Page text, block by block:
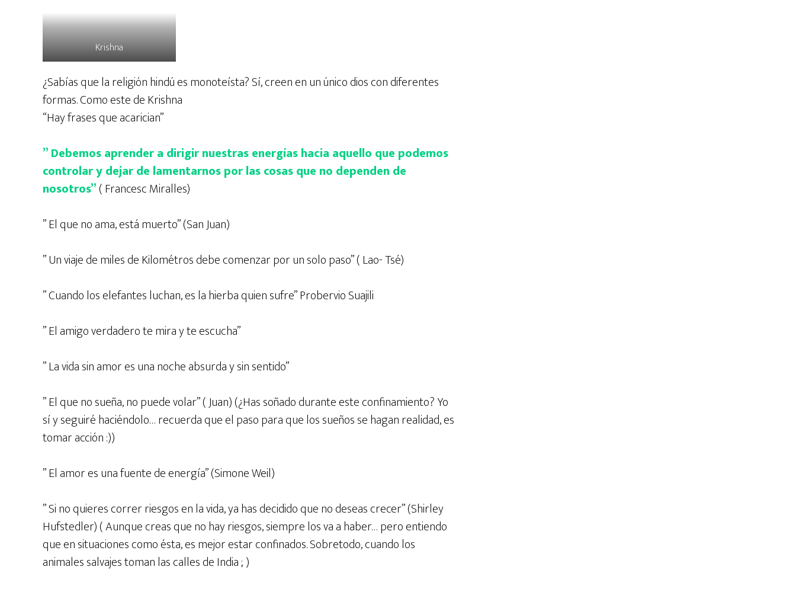
Krishna
¿Sabías que la religión hindú es monoteísta? Sí, creen en un único dios con diferentes
formas. Como este de Krishna
“Hay frases que acarician”
” Debemos aprender a dirigir nuestras energías hacia aquello que podemos
controlar y dejar de lamentarnos por las cosas que no dependen de
nosotros”( Francesc Miralles)
” El que no ama, está muerto” (San Juan)
” Un viaje de miles de Kilométros debe comenzar por un solo paso” ( Lao- Tsé)
” Cuando los elefantes luchan, es la hierba quien sufre” Probervio Suajili
” El amigo verdadero te mira y te escucha”
” La vida sin amor es una noche absurda y sin sentido”
” El que no sueña, no puede volar” ( Juan) (¿Has soñado durante este confinamiento? Yo
sí y seguiré haciéndolo… recuerda que el paso para que los sueños se hagan realidad, es
tomar acción :))
” El amor es una fuente de energía” (Simone Weil)
” Si no quieres correr riesgos en la vida, ya has decidido que no deseas crecer” (Shirley
Hufstedler) ( Aunque creas que no hay riesgos, siempre los va a haber… pero entiendo
que en situaciones como ésta, es mejor estar confinados. Sobretodo, cuando los
animales salvajes toman las calles de India ; )